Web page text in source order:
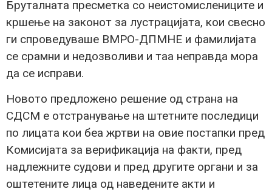
Бруталната пресметка со неистомислениците и
кршење на законот за лустрацијата, кои свесно
ги спроведуваше ВМРО-ДПМНЕ и фамилијата
се срамни и недозволиви и таа неправда мора
да се исправи.
Новото предложено решение од страна на
СДСМ е отстранување на штетните последици
по лицата кои беа жртви на овие постапки пред
Комисијата за верификација на факти, пред
надлежните судови и пред другите органи и за
оштетените лица од наведените акти и